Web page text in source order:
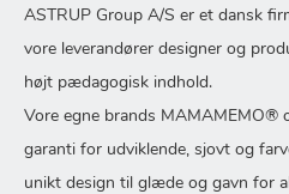
ASTRUP Group A/S er et dansk
vore leverandører designer og
højt pædagogisk indhold.
Vore egne brands MAMAMEMO®
garanti for udviklende, sjovt og
unikt design til glæde og gavn for